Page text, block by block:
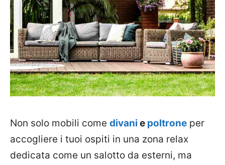
Non solo mobili come divani e poltrone per
accogliere i tuoi ospiti in una zona relax
dedicata come un salotto da esterni, ma